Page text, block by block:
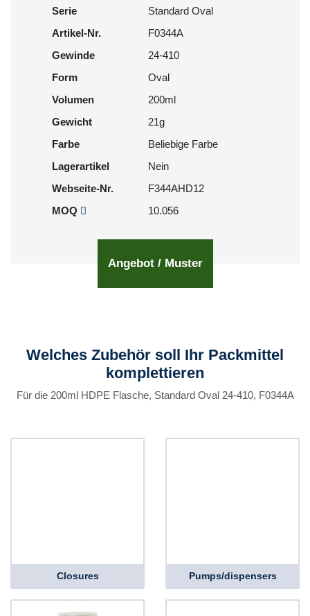
Serie
Standard Oval
Artikel-Nr.
F0344A
Gewinde
24-410
Form
Oval
Volumen
200ml
Gewicht
21g
Farbe
Beliebige Farbe
Lagerartikel
Nein
Webseite-Nr.
F344AHD12
MOQ
10.056
Angebot / Muster
Welches Zubehör soll Ihr Packmittel
komplettieren
Für die 200ml HDPE Flasche, Standard Oval 24-410, F0344A
Closures Pumps/dispensers